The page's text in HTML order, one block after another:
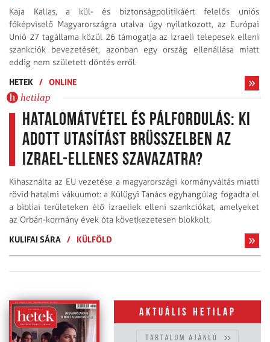
Kaja Kallas, a kül- és biztonságpolitikáért felelős uniós
főképviselő Magyarországra utalva úgy nyilatkozott, az Európai
Unió 27 tagállama közül 26 támogatja az izraeli telepesek elleni
szankciók bevezetését, azonban egy ország ellenállása miatt
eddig nem született döntés erről.
HETEK
/ ONLINE
hetilap
Hatalomátvétel és pálfordulás: Ki
adott utasítást Brüsszelben az
Izrael-ellenes szavazatra?
Kihasználta az EU vezetése a magyarországi kormányváltás miatti
rövid hatalmi vákuumot: a Külügyi Tanács egyhangúlag fogadta el
a bibliai területeken élő izraeliek elleni szankciókat, amelyeket
az Orbán-kormány évek óta következetesen blokkolt.
KULIFAI SÁRA / KÜLFÖLD
Aktuális hetilap